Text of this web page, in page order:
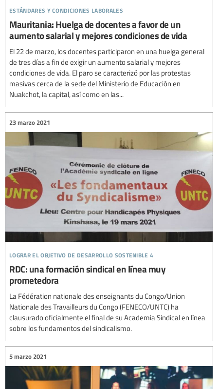
estándares y condiciones laborales
Mauritania: Huelga de docentes a favor de un
aumento salarial y mejores condiciones de vida
El 22 de marzo, los docentes participaron en una huelga general
de tres días a fin de exigir un aumento salarial y mejores
condiciones de vida. El paro se caracterizó por las protestas
masivas cerca de la sede del Ministerio de Educación en
Nuakchot, la capital, así como en las...
lograr el objetivo de desarrollo sostenible 4
23 marzo 2021
RDC: una formación sindical en línea muy
prometedora
La Fédération nationale des enseignants du Congo/Union
Nationale des Travailleurs du Congo (FENECO/UNTC) ha
clausurado oficialmente el final de su Academia Sindical en línea
sobre los fundamentos del sindicalismo.
5 marzo 2021